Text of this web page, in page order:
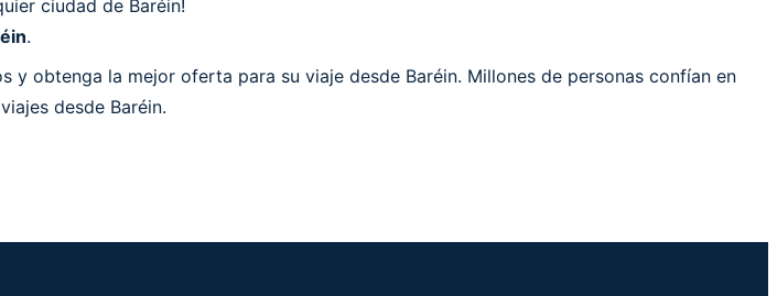
ciudad de Baréin!
.
y obtenga la mejor oferta para su viaje desde Baréin. Millones de personas confían en
desde Baréin.